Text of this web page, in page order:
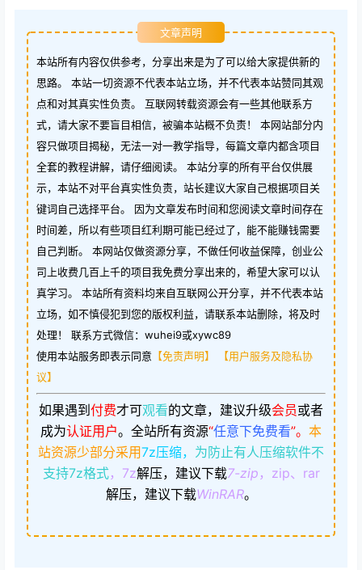
文章声明
本站所有内容仅供参考，分享出来是为了可以给大家提供新的
思路。 本站一切资源不代表本站立场，并不代表本站赞同其观
点和对其真实性负责。 互联网转载资源会有一些其他联系方
式，请大家不要盲目相信，被骗本站概不负责！ 本网站部分内
容只做项目揭秘，无法一对一教学指导，每篇文章内都含项目
全套的教程讲解，请仔细阅读。 本站分享的所有平台仅供展
示，本站不对平台真实性负责，站长建议大家自己根据项目关
键词自己选择平台。 因为文章发布时间和您阅读文章时间存在
时间差，所以有些项目红利期可能已经过了，能不能赚钱需要
自己判断。 本网站仅做资源分享，不做任何收益保障，创业公
司上收费几百上千的项目我免费分享出来的，希望大家可以认
真学习。 本站所有资料均来自互联网公开分享，并不代表本站
立场，如不慎侵犯到您的版权利益，请联系本站删除，将及时
处理！ 联系方式微信：wuhei9或xywc89
使用本站服务即表示同意 【免责声明】
【用户服务及隐私协
议】
如果遇到 付费才可观看的文章，建议升级会员或者
成为认证用户。 全站所有资源“任意下免费看”。 本
站资源少部分采用7z压缩， 为防止有人压缩软件不
支持7z格式，7z解压，建议下载7-zip ，zip、rar
解压，建议下载WinRAR。